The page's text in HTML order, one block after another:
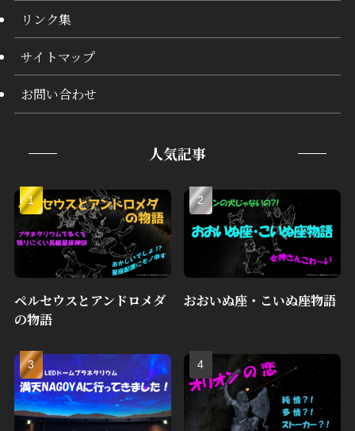
リンク集
サイトマップ
お問い合わせ
人気記事
ペルセウスとアンドロメダ
の物語
おおいぬ座・こいぬ座物語